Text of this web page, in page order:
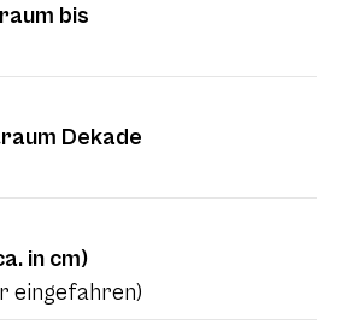
bis
Dekade
in cm)
eingefahren)